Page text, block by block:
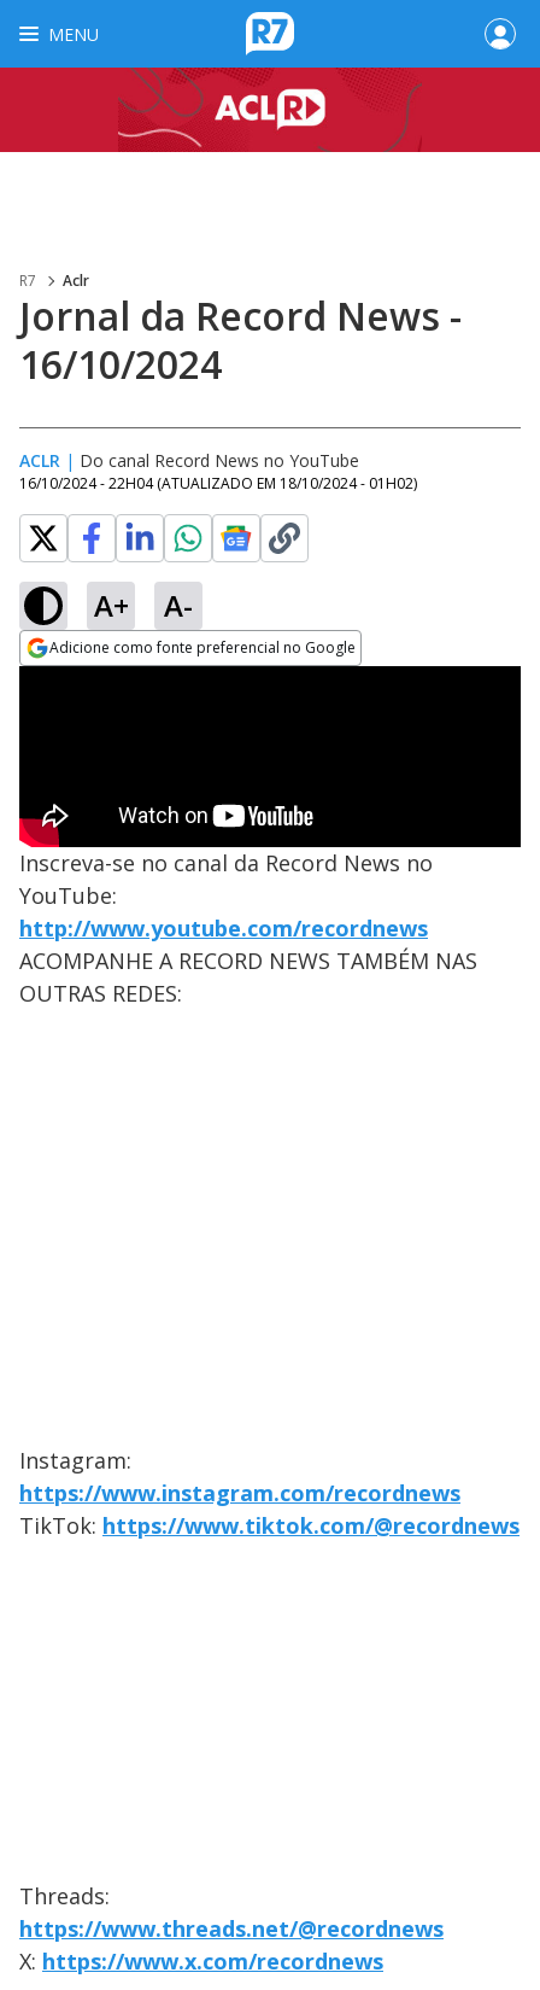
MENU
R7 Aclr
Jornal da Record News -
16/10/2024
ACLR | Do canal Record News no YouTube
16/10/2024 - 22H04 (ATUALIZADO EM 18/10/2024 - 01H02)
A+ A-
Adicione como fonte preferencial no Google
Inscreva-se no canal da Record News no
YouTube:
http://www.youtube.com/recordnews
ACOMPANHE A RECORD NEWS TAMBÉM NAS
OUTRAS REDES:
Instagram:
https://www.instagram.com/recordnews
TikTok: https://www.tiktok.com/@recordnews
Threads:
https://www.threads.net/@recordnews
X: https://www.x.com/recordnews